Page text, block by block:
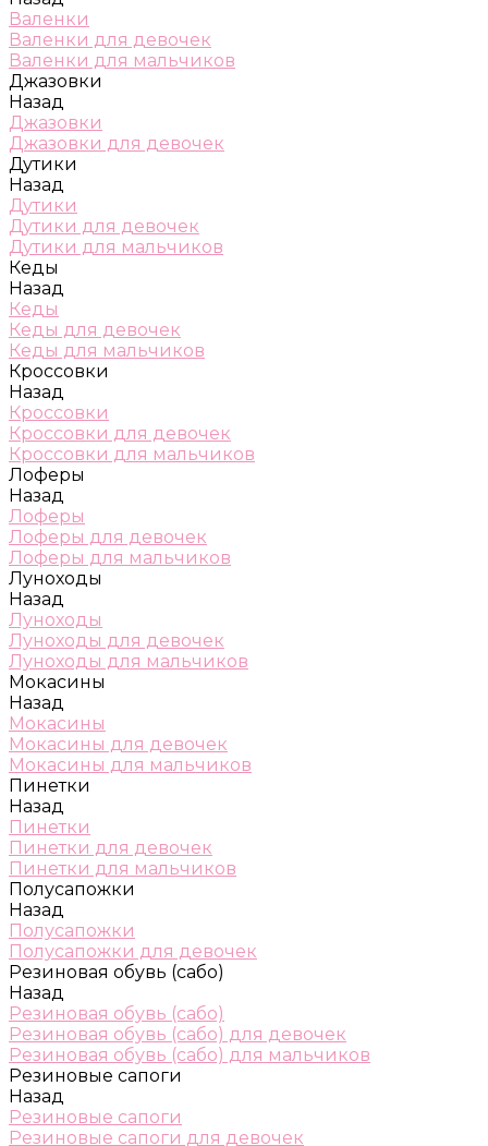
Валенки
Валенки для девочек
Валенки для мальчиков
Джазовки
Назад
Джазовки
Джазовки для девочек
Дутики
Назад
Дутики
Дутики для девочек
Дутики для мальчиков
Кеды
Назад
Кеды
Кеды для девочек
Кеды для мальчиков
Кроссовки
Назад
Кроссовки
Кроссовки для девочек
Кроссовки для мальчиков
Лоферы
Назад
Лоферы
Лоферы для девочек
Лоферы для мальчиков
Луноходы
Назад
Луноходы
Луноходы для девочек
Луноходы для мальчиков
Мокасины
Назад
Мокасины
Мокасины для девочек
Мокасины для мальчиков
Пинетки
Назад
Пинетки
Пинетки для девочек
Пинетки для мальчиков
Полусапожки
Назад
Полусапожки
Полусапожки для девочек
Резиновая обувь (сабо)
Назад
Резиновая обувь (сабо)
Резиновая обувь (сабо) для девочек
Резиновая обувь (сабо) для мальчиков
Резиновые сапоги
Назад
Резиновые сапоги
Резиновые сапоги для девочек